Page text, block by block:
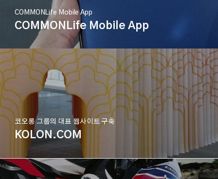
COMMONLife Mobile App
COMMONLife Mobile App
코오롱 그룹의 대표 웹사이트 구축
KOLON.COM